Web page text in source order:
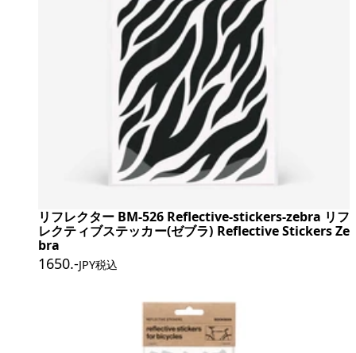
リフレクター BM-526 Reflective-stickers-zebra リフ
レクティブステッカー(ゼブラ) Reflective Stickers Ze
bra
1650.-JPY税込